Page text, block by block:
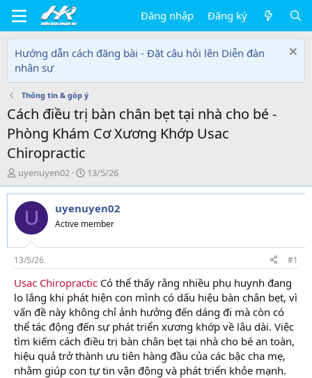
Đăng nhập Đăng ký
Hướng dẫn cách đăng bài - Đặt câu hỏi lên Diễn đàn
nhân sự
Thông tin & góp ý
Cách điều trị bàn chân bẹt tại nhà cho bé -
Phòng Khám Cơ Xương Khớp Usac
Chiropractic
T
h
r
e
d
s
t
a
r
t
e
r
uyenuyen02
N
g
à
y
g
i
13/5/26
U uyenuyen02
Active member
13/5/26 #1
Usac Chiropractic Có thể thấy rằng nhiều phụ huynh đang
lo lắng khi phát hiện con mình có dấu hiệu bàn chân bẹt, vì
vấn đề này không chỉ ảnh hưởng đến dáng đi mà còn có
thể tác động đến sự phát triển xương khớp về lâu dài. Việc
tìm kiếm cách điều trị bàn chân bẹt tại nhà cho bé an toàn,
hiệu quả trở thành ưu tiên hàng đầu của các bậc cha mẹ,
nhằm giúp con tự tin vận động và phát triển khỏe mạnh.